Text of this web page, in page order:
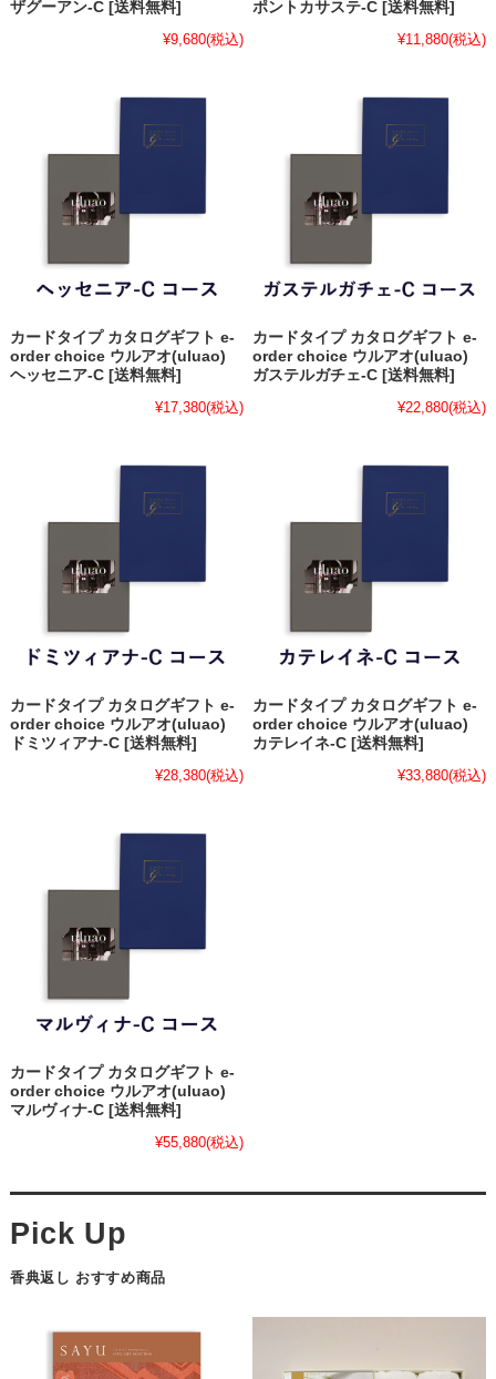
ザグーアン-C [送料無料]
¥9,680(税込)
ポントカサステ-C [送料無料]
¥11,880(税込)
カードタイプ カタログギフト e-
order choice ウルアオ(uluao)
ヘッセニア-C [送料無料]
¥17,380(税込)
カードタイプ カタログギフト e-
order choice ウルアオ(uluao)
ガステルガチェ-C [送料無料]
¥22,880(税込)
カードタイプ カタログギフト e-
order choice ウルアオ(uluao)
ドミツィアナ-C [送料無料]
¥28,380(税込)
カードタイプ カタログギフト e-
order choice ウルアオ(uluao)
カテレイネ-C [送料無料]
¥33,880(税込)
カードタイプ カタログギフト e-
order choice ウルアオ(uluao)
マルヴィナ-C [送料無料]
¥55,880(税込)
香典返し おすすめ商品